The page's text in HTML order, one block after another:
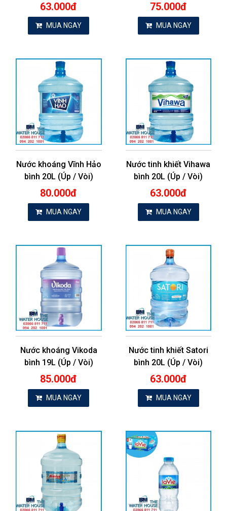
63.000đ
MUA NGAY
75.000đ
MUA NGAY
Nước khoáng Vĩnh Hảo
bình 20L (Úp / Vòi)
80.000đ
MUA NGAY
Nước tinh khiết Vihawa
bình 20L (Úp / Vòi)
63.000đ
MUA NGAY
Nước khoáng Vikoda
bình 19L (Úp / Vòi)
85.000đ
MUA NGAY
Nước tinh khiết Satori
bình 20L (Úp / Vòi)
63.000đ
MUA NGAY